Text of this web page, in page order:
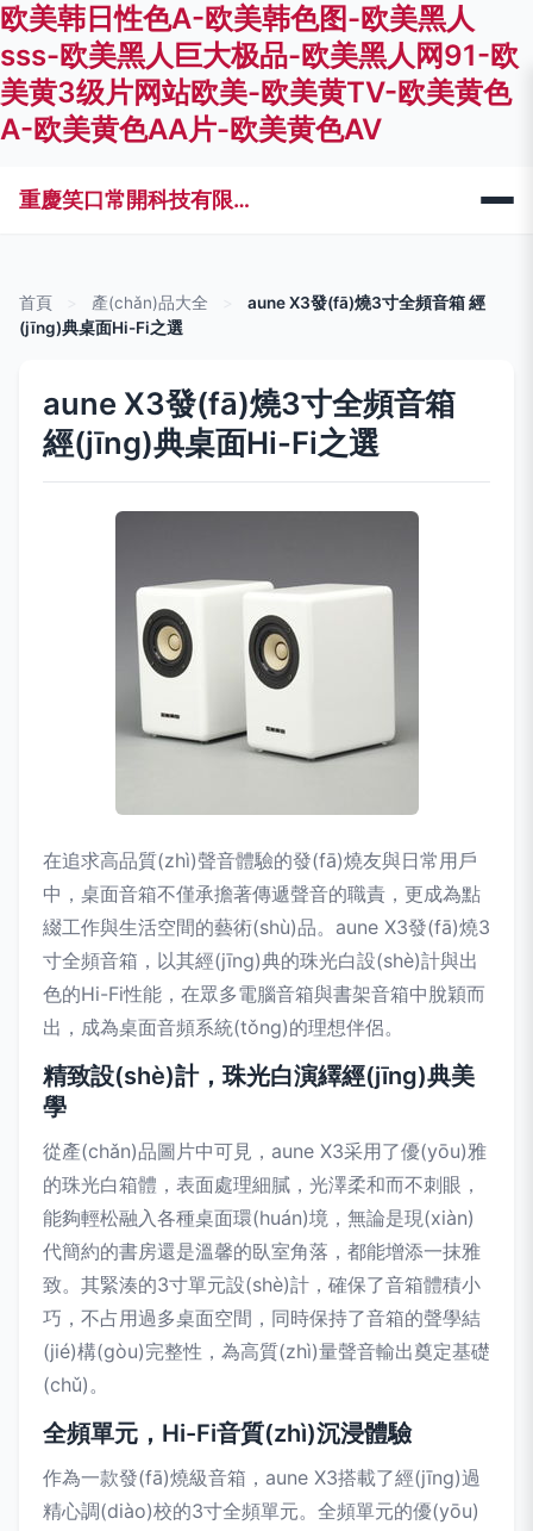
欧美韩日性色A-欧美韩色图-欧美黑人
sss-欧美黑人巨大极品-欧美黑人网91-欧
美黄3级片网站欧美-欧美黄TV-欧美黄色
A-欧美黄色AA片-欧美黄色AV
重慶笑口常開科技有限公司
首頁 產(chǎn)品大全
aune X3發(fā)燒3寸全頻音箱 經
(jīng)典桌面Hi-Fi之選
aune X3發(fā)燒3寸全頻音箱
經(jīng)典桌面Hi-Fi之選
在追求高品質(zhì)聲音體驗的發(fā)燒友與日常用戶
中，桌面音箱不僅承擔著傳遞聲音的職責，更成為點
綴工作與生活空間的藝術(shù)品。aune X3發(fā)燒3
寸全頻音箱，以其經(jīng)典的珠光白設(shè)計與出
色的Hi-Fi性能，在眾多電腦音箱與書架音箱中脫穎而
出，成為桌面音頻系統(tǒng)的理想伴侶。
精致設(shè)計，珠光白演繹經(jīng)典美
學
從產(chǎn)品圖片中可見，aune X3采用了優(yōu)雅
的珠光白箱體，表面處理細膩，光澤柔和而不刺眼，
能夠輕松融入各種桌面環(huán)境，無論是現(xiàn)
代簡約的書房還是溫馨的臥室角落，都能增添一抹雅
致。其緊湊的3寸單元設(shè)計，確保了音箱體積小
巧，不占用過多桌面空間，同時保持了音箱的聲學結
(jié)構(gòu)完整性，為高質(zhì)量聲音輸出奠定基礎
(chǔ)。
全頻單元，Hi-Fi音質(zhì)沉浸體驗
作為一款發(fā)燒級音箱，aune X3搭載了經(jīng)過
精心調(diào)校的3寸全頻單元。全頻單元的優(yōu)